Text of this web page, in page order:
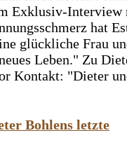
Exklusiv-Interview
hat
glückliche Frau
Leben." Zu
Kontakt: "Dieter
Bohlens letzte